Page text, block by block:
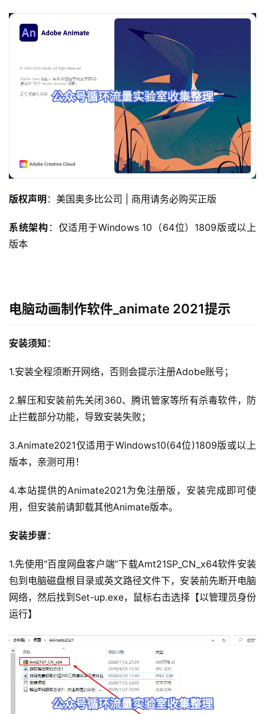
版权声明 ：美国奥多比公司 | 商用请务必购买正版
系统架构 ：仅适用于Windows 10（64位）1809版或以上
版本
电脑动画制作软件_animate 2021提示
安装须知 ：
1.安装全程须断开网络，否则会提示注册Adobe账号；
2.解压和安装前先关闭360、腾讯管家等所有杀毒软件，防
止拦截部分功能，导致安装失败；
3.Animate2021仅适用于Windows10(64位)1809版或以上
版本，亲测可用！
4.本站提供的Animate2021为免注册版，安装完成即可使
用，但安装前请卸载其他Animate版本。
安装步骤 ：
1.先使用“百度网盘客户端”下载Amt21SP_CN_x64软件安装
包到电脑磁盘根目录或英文路径文件下，安装前先断开电脑
网络，然后找到Set-up.exe，鼠标右击选择【以管理员身份
运行】